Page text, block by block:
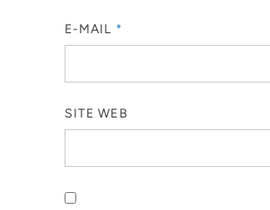
E-MAIL *
SITE WEB